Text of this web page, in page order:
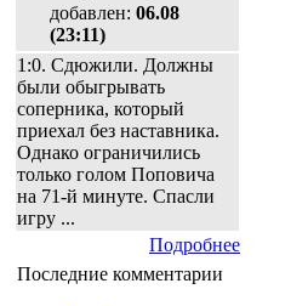
добавлен: 06.08
(23:11)
1:0. Сдюжили. Должны
были обыгрывать
соперника, который
приехал без наставника.
Однако ограничились
только голом Поповича
на 71-й минуте. Спасли
игру ...
Подробнее
Последние комментарии